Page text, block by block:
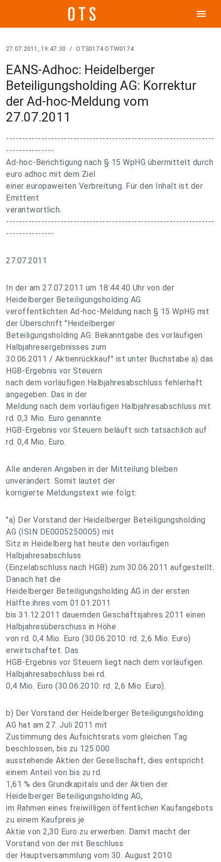
menu
27.07.2011, 19:47:30 / OTS0174 OTW0174
EANS-Adhoc: Heidelberger
Beteiligungsholding AG: Korrektur
der Ad-hoc-Meldung vom
27.07.2011
-----------------------------------------------------------------
---------------
Ad-hoc-Berichtigung nach § 15 WpHG übermittelt durch
euro adhoc mit dem Ziel
einer europaweiten Verbreitung. Für den Inhalt ist der
Emittent
verantwortlich.
-----------------------------------------------------------------
---------------
27.07.2011
In der am 27.07.2011 um 18:44:40 Uhr von der
Heidelberger Beteiligungsholding AG
veröffentlichten Ad-hoc-Meldung nach § 15 WpHG mit
der Überschrift "Heidelberger
Beteiligungsholding AG: Bekanntgabe des vorläufigen
Halbjahresergebnisses zum
30.06.2011 / Aktienrückkauf" ist unter Buchstabe a) das
HGB-Ergebnis vor Steuern
nach dem vorläufigen Halbjahresabschluss fehlerhaft
angegeben. Das in der
Meldung nach dem vorläufigen Halbjahresabschluss mit
rd. 0,3 Mio. Euro genannte
HGB-Ergebnis vor Steuern beläuft sich tatsächlich auf
rd. 0,4 Mio. Euro.
Alle anderen Angaben in der Mitteilung bleiben
unverändert. Somit lautet der
korrigierte Meldungstext wie folgt:
"a) Der Vorstand der Heidelberger Beteiligungsholding
AG (ISIN DE0005250005) mit
Sitz in Heidelberg hat heute den vorläufigen
Halbjahresabschluss
(Einzelabschluss nach HGB) zum 30.06.2011 aufgestellt.
Danach hat die
Heidelberger Beteiligungsholding AG in der ersten
Hälfte ihres vom 01.01.2011
bis 31.12.2011 dauernden Geschäftsjahres 2011 einen
Halbjahresüberschuss in Höhe
von rd. 0,4 Mio. Euro (30.06.2010: rd. 2,6 Mio. Euro)
erwirtschaftet. Das
HGB-Ergebnis vor Steuern liegt nach dem vorläufigen
Halbjahresabschluss bei rd.
0,4 Mio. Euro (30.06.2010: rd. 2,6 Mio. Euro).
b) Der Vorstand der Heidelberger Beteiligungsholding
AG hat am 27. Juli 2011 mit
Zustimmung des Aufsichtsrats vom gleichen Tag
beschlossen, bis zu 125.000
ausstehende Aktien der Gesellschaft, dies entspricht
einem Anteil von bis zu rd.
1,61 % des Grundkapitals und der Aktien der
Heidelberger Beteiligungsholding AG,
im Rahmen eines freiwilligen öffentlichen Kaufangebots
zu einem Kaufpreis je
Aktie von 2,30 Euro zu erwerben. Damit macht der
Vorstand von der mit Beschluss
der Hauptversammlung vom 30. August 2010